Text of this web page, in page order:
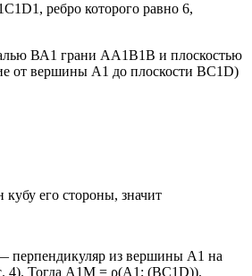
ребро которого равно 6,
ВА1 грани АА1В1В и плоскостью
от вершины А1 до плоскости ВС1D)
кубу его стороны, значит
перпендикуляр из вершины А1 на
4). Тогда A1М = ρ(А1; (ВС1D)).